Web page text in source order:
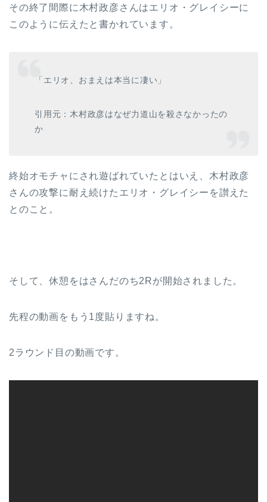
その終了間際に木村政彦さんはエリオ・グレイシーに
このように伝えたと書かれています。
「エリオ、おまえは本当に凄い」
引用元：木村政彦はなぜ力道山を殺さなかったの
か
終始オモチャにされ遊ばれていたとはいえ、木村政彦
さんの攻撃に耐え続けたエリオ・グレイシーを讃えた
とのこと。
そして、休憩をはさんだのち2Rが開始されました。
先程の動画をもう1度貼りますね。
2ラウンド目の動画です。